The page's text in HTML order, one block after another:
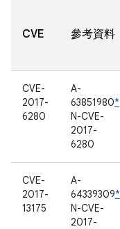
CVE 參考資料
CVE-
2017-
6280
A-
63851980*
N-CVE-
2017-
6280
CVE-
2017-
13175
A-
64339309*
N-CVE-
2017-